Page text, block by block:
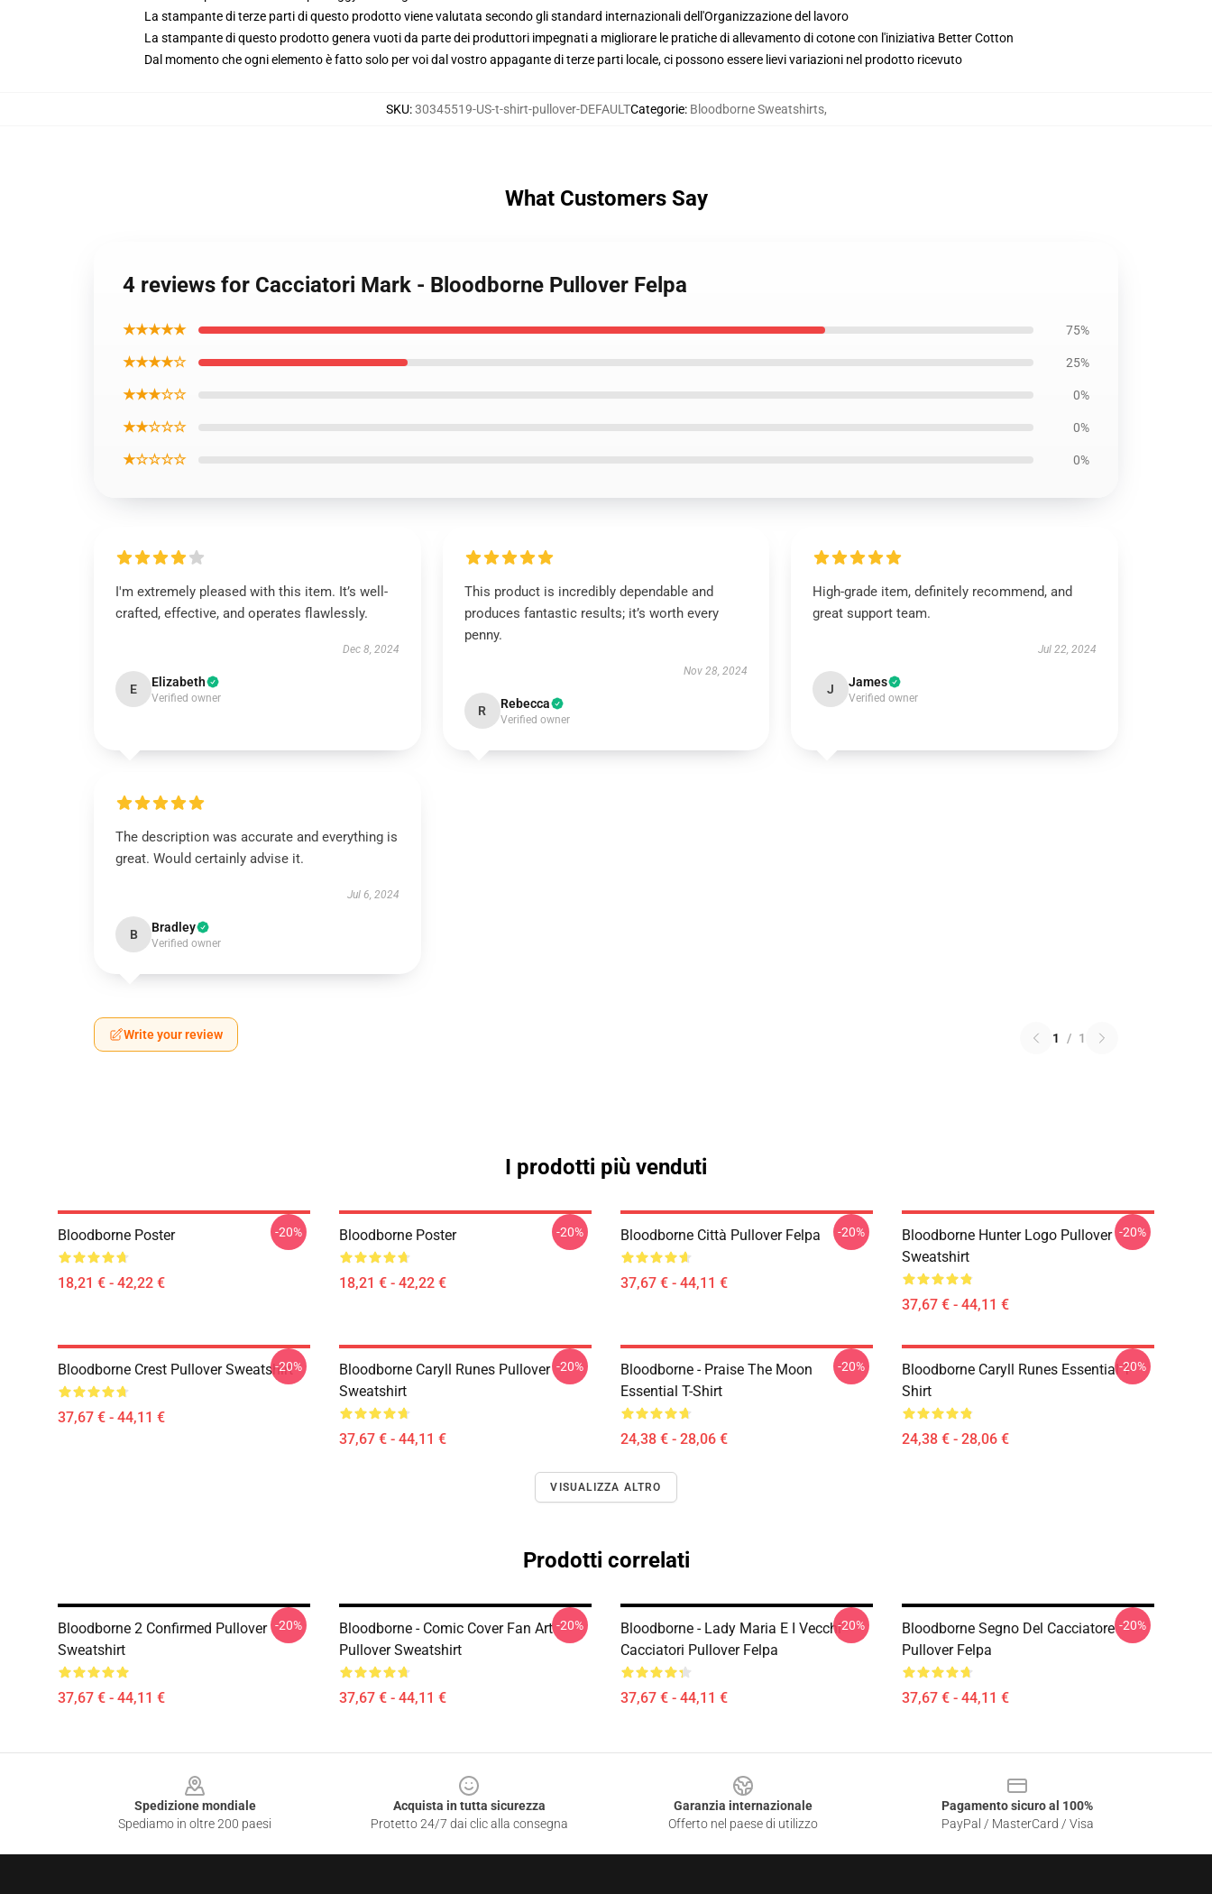
La stampante di terze parti di questo prodotto viene valutata secondo gli standard internazionali dell'Organizzazione del lavoro
La stampante di questo prodotto genera vuoti da parte dei produttori impegnati a migliorare le pratiche di allevamento di cotone con l'iniziativa Better Cotton
Dal momento che ogni elemento è fatto solo per voi dal vostro appagante di terze parti locale, ci possono essere lievi variazioni nel prodotto ricevuto
SKU:30345519-US-t-shirt-pullover-DEFAULTCategorie: Bloodborne Sweatshirts,
What Customers Say
4 reviews for Cacciatori Mark - Bloodborne Pullover Felpa
★★★★★ 75%
★★★★☆ 25%
★★★☆☆ 0%
★★☆☆☆ 0%
★☆☆☆☆ 0%
I'm extremely pleased with this item. It’s well-
crafted, effective, and operates flawlessly.
Dec 8, 2024
E Elizabeth
Verified owner
This product is incredibly dependable and
produces fantastic results; it’s worth every
penny.
Nov 28, 2024
R Rebecca
Verified owner
High-grade item, definitely recommend, and
great support team.
Jul 22, 2024
J James
Verified owner
The description was accurate and everything is
great. Would certainly advise it.
Jul 6, 2024
B Bradley
Verified owner
Write your review 1 / 1
I prodotti più venduti
Bloodborne Poster
18,21 € - 42,22 €
-20% Bloodborne Poster
18,21 € - 42,22 €
-20% Bloodborne Città Pullover Felpa
37,67 € - 44,11 €
-20%
Bloodborne Hunter Logo Pullover
Sweatshirt
37,67 € - 44,11 €
-20%
Bloodborne Crest Pullover Sweatshirt
37,67 € - 44,11 €
-20%
Bloodborne Caryll Runes Pullover
Sweatshirt
37,67 € - 44,11 €
-20%
Bloodborne - Praise The Moon
Essential T-Shirt
24,38 € - 28,06 €
-20%
Bloodborne Caryll Runes Essential T-
Shirt
24,38 € - 28,06 €
-20%
VISUALIZZA ALTRO
Prodotti correlati
Bloodborne 2 Confirmed Pullover
Sweatshirt
37,67 € - 44,11 €
-20%
Bloodborne - Comic Cover Fan Art
Pullover Sweatshirt
37,67 € - 44,11 €
-20%
Bloodborne - Lady Maria E I Vecchi
Cacciatori Pullover Felpa
37,67 € - 44,11 €
-20%
Bloodborne Segno Del Cacciatore
Pullover Felpa
37,67 € - 44,11 €
-20%
Spedizione mondiale
Spediamo in oltre 200 paesi
Acquista in tutta sicurezza
Protetto 24/7 dai clic alla consegna
Garanzia internazionale
Offerto nel paese di utilizzo
Pagamento sicuro al 100%
PayPal / MasterCard / Visa